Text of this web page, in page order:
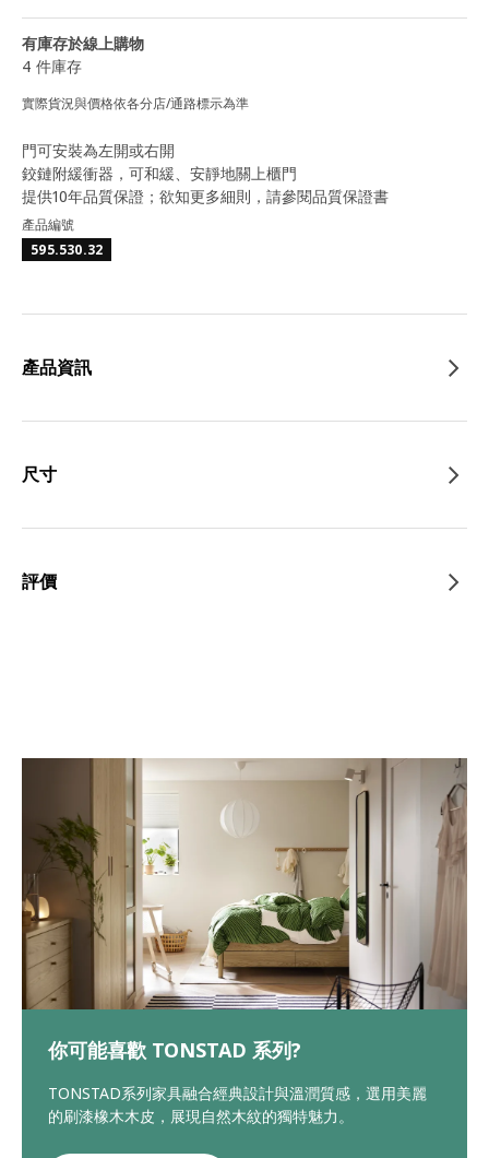
有庫存於線上購物
4 件庫存
實際貨況與價格依各分店/通路標示為準
門可安裝為左開或右開
鉸鏈附緩衝器，可和緩、安靜地關上櫃門
提供10年品質保證；欲知更多細則，請參閱品質保證書
產品編號
595.530.32
產品資訊
尺寸
評價
你可能喜歡 TONSTAD 系列?
TONSTAD系列家具融合經典設計與溫潤質感，選用美麗
的刷漆橡木木皮，展現自然木紋的獨特魅力。